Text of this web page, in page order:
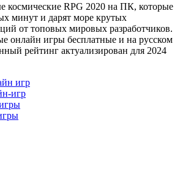
космические RPG 2020 на ПК, которые
минут и дарят море крутых
от топовых мировых разработчиков.
онлайн игры бесплатные и на русском
рейтинг актуализирован для 2024
игр
игр